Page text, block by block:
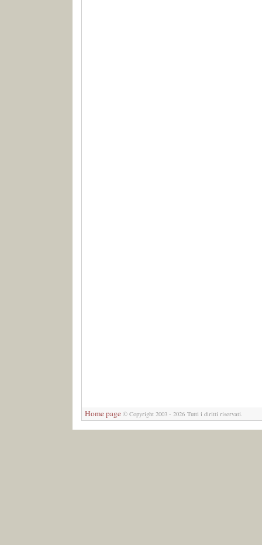
Home page © Copyright 2003 - 2026 Tutti i diritti riservati.